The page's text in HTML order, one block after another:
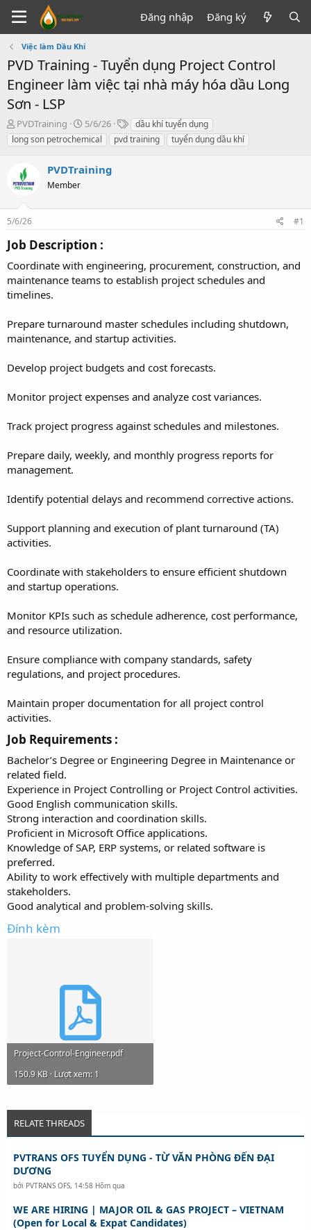
Đăng nhập Đăng ký
Việc làm Dầu Khí
PVD Training - Tuyển dụng Project Control
Engineer làm việc tại nhà máy hóa dầu Long
Sơn - LSP
T
h
r
a
d
t
a
t
r
PVDTraining
N
g
à
g
5/6/26
T
ừ
k
dầu khí tuyển dụng
long son petrochemical
pvd training tuyển dụng dầu khí
PVDTraining
Member
5/6/26 #1
Job Description :​
Coordinate with engineering, procurement, construction, and
maintenance teams to establish project schedules and
timelines.
Prepare turnaround master schedules including shutdown,
maintenance, and startup activities.
Develop project budgets and cost forecasts.
Monitor project expenses and analyze cost variances.
Track project progress against schedules and milestones.
Prepare daily, weekly, and monthly progress reports for
management.
Identify potential delays and recommend corrective actions.
Support planning and execution of plant turnaround (TA)
activities.
Coordinate with stakeholders to ensure efficient shutdown
and startup operations.
Monitor KPIs such as schedule adherence, cost performance,
and resource utilization.
Ensure compliance with company standards, safety
regulations, and project procedures.
Maintain proper documentation for all project control
activities.
Job Requirements :​
Bachelor’s Degree or Engineering Degree in Maintenance or
related field.
Experience in Project Controlling or Project Control activities.
Good English communication skills.
Strong interaction and coordination skills.
Proficient in Microsoft Office applications.
Knowledge of SAP, ERP systems, or related software is
preferred.
Ability to work effectively with multiple departments and
stakeholders.
Good analytical and problem-solving skills.
Đính kèm
Project-Control-Engineer.pdf
150.9 KB · Lượt xem: 1
RELATE THREADS
PVTRANS OFS TUYỂN DỤNG - TỪ VĂN PHÒNG ĐẾN ĐẠI
DƯƠNG
bởi PVTRANS OFS, 14:58 Hôm qua
WE ARE HIRING | MAJOR OIL & GAS PROJECT – VIETNAM
(Open for Local & Expat Candidates)